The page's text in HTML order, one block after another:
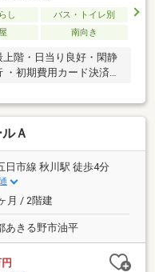
し
バス・トイレ別
南向き
階・日当り良好・閑静
・初期費用カード決済
Ａ
日市線 秋川駅 徒歩4分
月 / 2階建
あきる野市油平